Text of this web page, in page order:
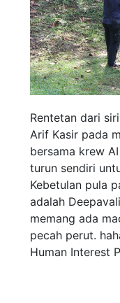
Rentetan dari
Arif Kasir pada
bersama krew
turun sendiri
Kebetulan pula
adalah
memang ada
pecah perut.
Human Interest